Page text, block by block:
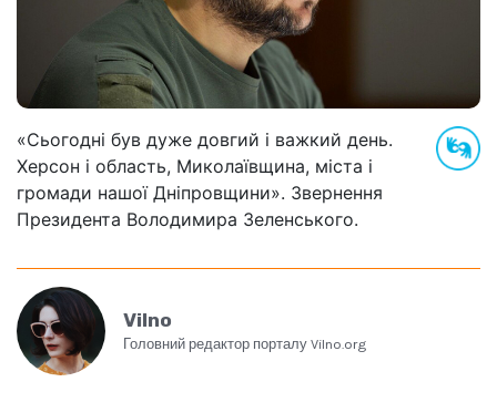
«Сьогодні був дуже довгий і важкий день.
Херсон і область, Миколаївщина, міста і
громади нашої Дніпровщини». Звернення
Президента Володимира Зеленського.
Vilno
Головний редактор порталу Vilno.org